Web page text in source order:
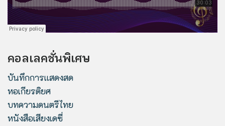
คอลเลคชั่นพิเศษ
บันทึกการแสดงสด
หอเกียรติยศ
บทความดนตรีไทย
หนังสือเสียงเดซี่